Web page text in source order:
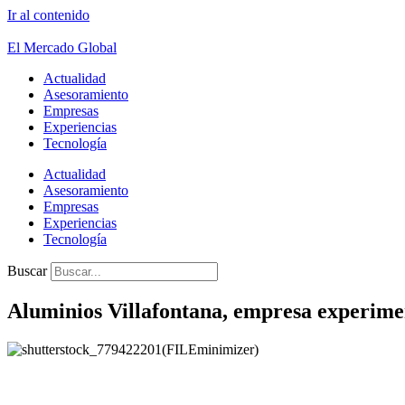
Ir al contenido
El Mercado Global
Actualidad
Asesoramiento
Empresas
Experiencias
Tecnología
Actualidad
Asesoramiento
Empresas
Experiencias
Tecnología
Buscar
Aluminios Villafontana, empresa